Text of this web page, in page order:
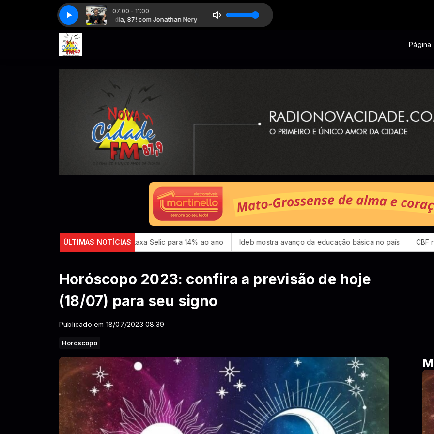
07:00 - 11:00
️Bom dia, 87! com Jonathan Nery ️Bom dia, 87! com Jonathan Nery
Página
ÚLTIMAS NOTÍCIAS
Copom baixa taxa Selic para 14% ao ano Ideb mostra avanço da educação básica no país CBF reforça
Horóscopo 2023: confira a previsão de hoje
(18/07) para seu signo
Publicado em 18/07/2023 08:39
Horóscopo